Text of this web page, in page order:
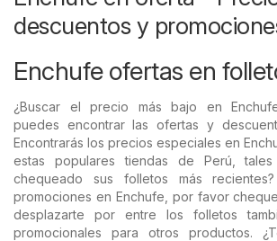
descuentos y
Enchufe ofertas en
¿Buscar el precio más bajo en
puedes encontrar las ofertas y
Encontrarás los precios especiales en
estas populares tiendas de Perú,
chequeado sus folletos más
promociones en Enchufe, por favor
desplazarte por entre los folletos
promocionales para otros productos.